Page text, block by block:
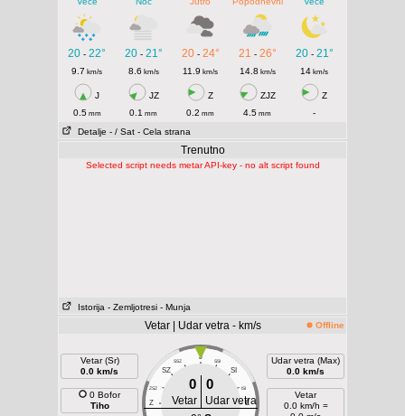
20 - 22° 20- 21° 20- 24° 21 - 26° 20- 21°
9.7 km/s 8.6 km/s 11.9 km/s 14.8 km/s 14 km/s
J JZ Z ZJZ
Z
0.5mm 0.1 mm 0.2 mm 4.5 mm
-
Detalje - / Sat - Cela strana
Trenutno
Selected script needs metar API-key - no alt script found
Istorija - Zemljotresi - Munja
Vetar | Udar vetra - km/s Offline
Vetar (Sr)
0.0 km/s
0 Bofor
Tiho
J
SSZ SSI
SZ SI
ZSZ ISI
Z E
0 0
Vetar
Udar vetra
Udar vetra (Max)
0.0 km/s
Vetar
0.0 km/h =